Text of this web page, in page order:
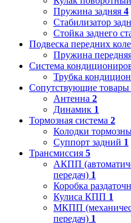
Пружина задняя 4
Стабилизатор
Стойка заднего
Подвеска передних
Пружина
Система
Трубка
Сопутствующие товары
Антенна 2
Динамик 1
Тормозная система 2
Колодки
Суппорт задний 1
Трансмиссия 5
АКПП
передач) 1
Коробка
Кулиса КПП 1
МКПП
передач) 1